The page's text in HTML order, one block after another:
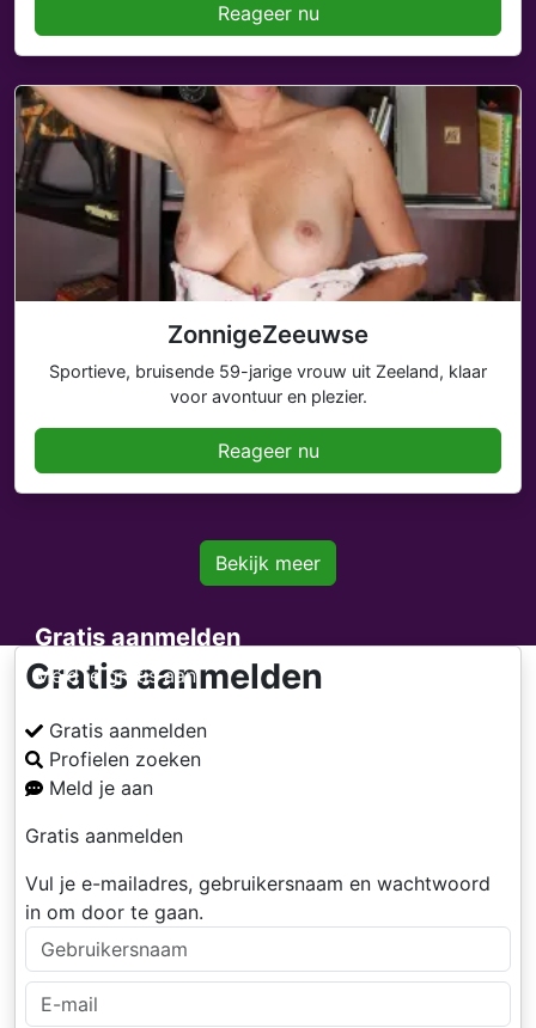
Reageer nu
ZonnigeZeeuwse
Sportieve, bruisende 59-jarige vrouw uit Zeeland, klaar
voor avontuur en plezier.
Reageer nu
Bekijk meer
Gratis aanmelden
Meld je gratis aan
Gratis aanmelden
Gratis aanmelden
Profielen zoeken
Meld je aan
Gratis aanmelden
Vul je e-mailadres, gebruikersnaam en wachtwoord
in om door te gaan.